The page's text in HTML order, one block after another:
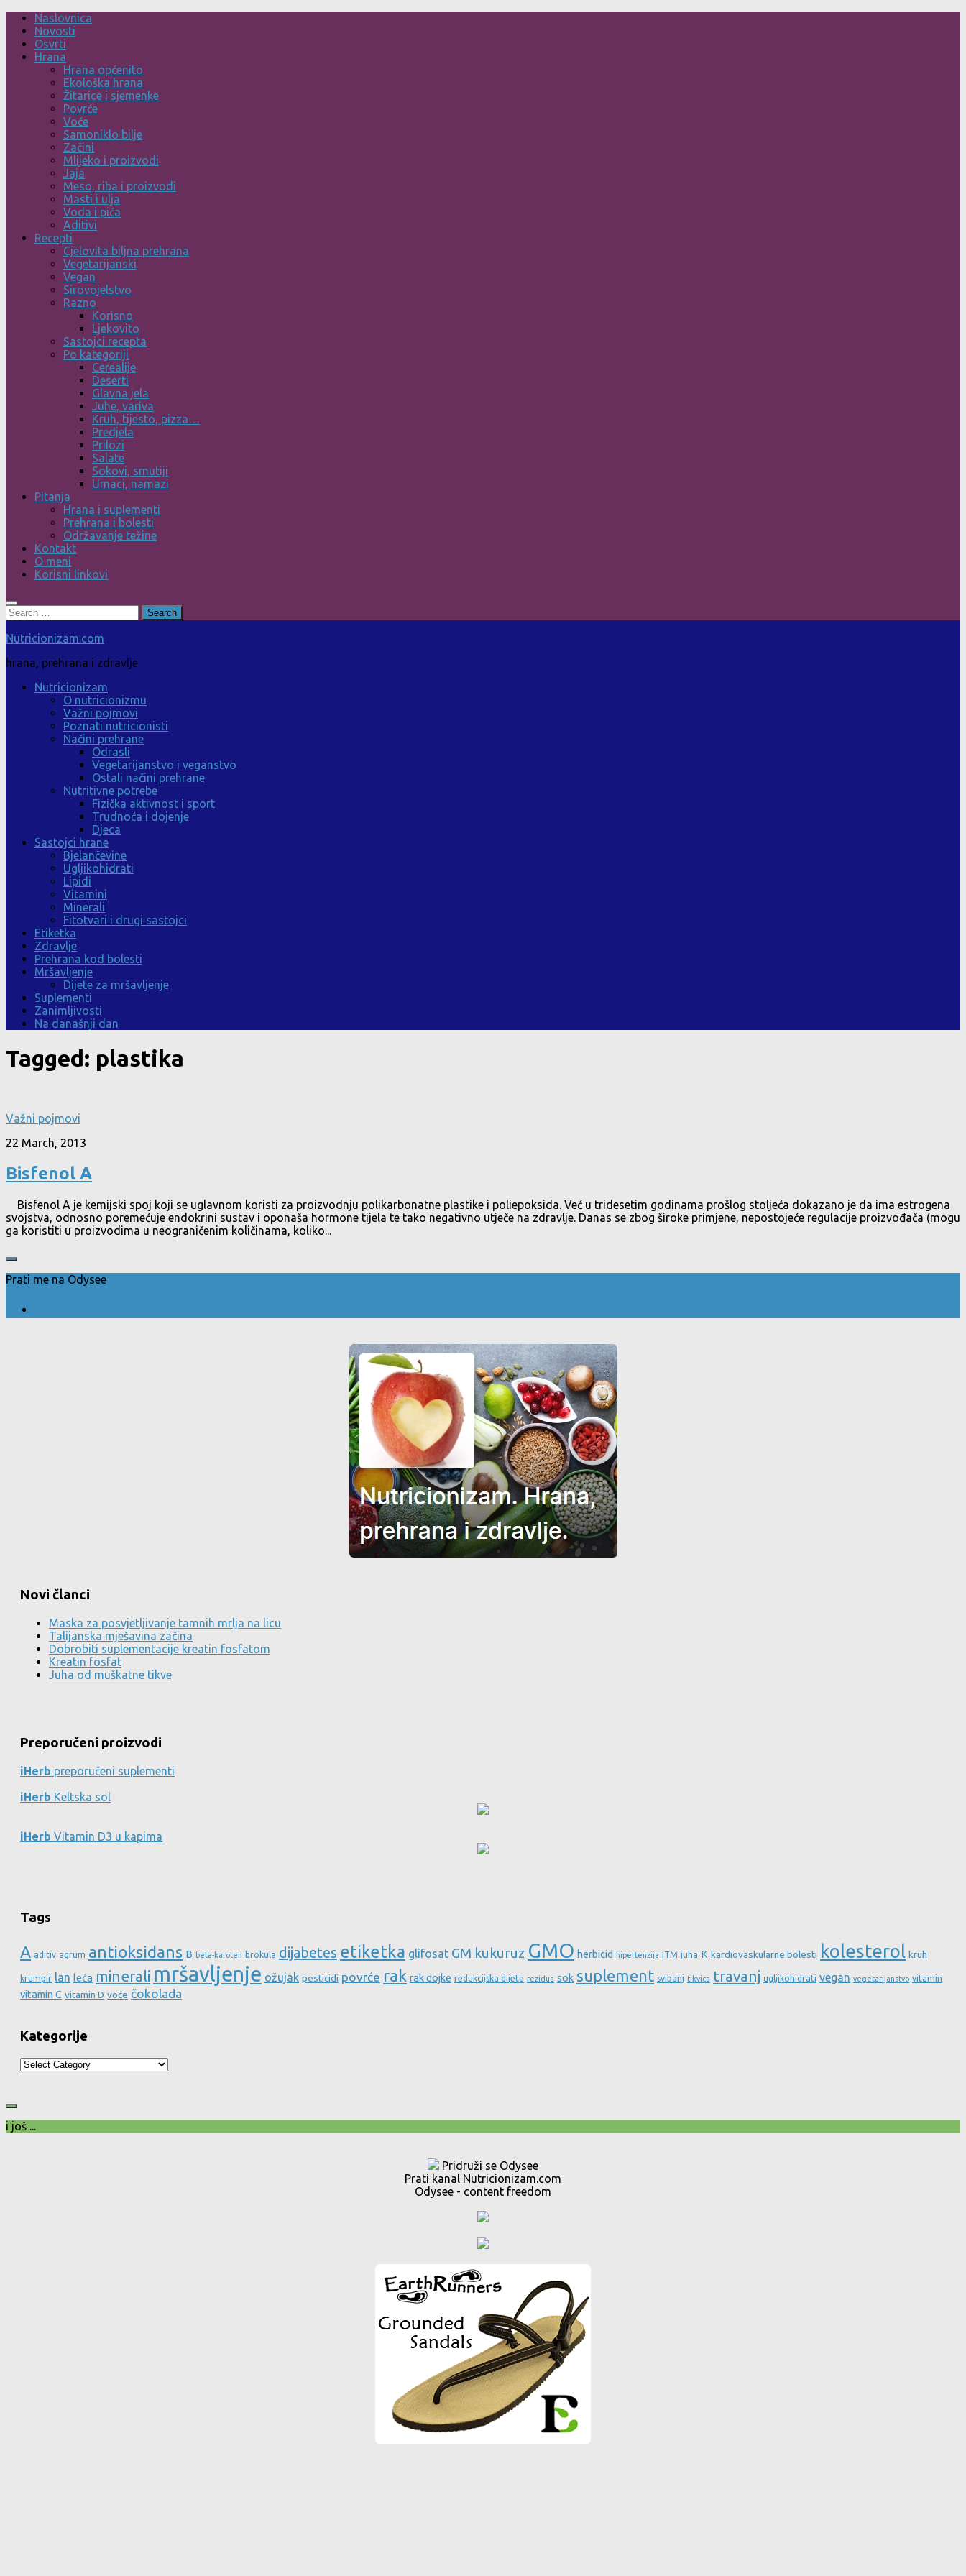
Skip
content
Naslovnica
Novosti
Osvrti
Hrana
Hrana općenito
Ekološka hrana
Žitarice i sjemenke
Povrće
Voće
Samoniklo bilje
Začini
Mlijeko i proizvodi
Jaja
Meso, riba i proizvodi
Masti i ulja
Voda i pića
Aditivi
Recepti
Cjelovita biljna prehrana
Vegetarijanski
Vegan
Sirovojelstvo
Razno
Korisno
Ljekovito
Sastojci recepta
Po kategoriji
Cerealije
Deserti
Glavna jela
Juhe, variva
Kruh, tijesto, pizza…
Predjela
Prilozi
Salate
Sokovi, smutiji
Umaci, namazi
Pitanja
Hrana i suplementi
Prehrana i bolesti
Održavanje težine
Kontakt
O meni
Korisni linkovi
Search
for:
Nutricionizam.com
hrana, prehrana i zdravlje
Nutricionizam
O nutricionizmu
Važni pojmovi
Poznati nutricionisti
Načini prehrane
Odrasli
Vegetarijanstvo i veganstvo
Ostali načini prehrane
Nutritivne potrebe
Fizička aktivnost i sport
Trudnoća i dojenje
Djeca
Sastojci hrane
Bjelančevine
Ugljikohidrati
Lipidi
Vitamini
Minerali
Fitotvari i drugi sastojci
Etiketka
Zdravlje
Prehrana kod bolesti
Mršavljenje
Dijete za mršavljenje
Suplementi
Zanimljivosti
Na današnji dan
Tagged: plastika
Važni pojmovi
22 March, 2013
Bisfenol A
Bisfenol A je kemijski spoj koji se uglavnom koristi za proizvodnju polikarbonatne plastike i poliepoksida. Već u tridesetim godinama prošlog stoljeća dokazano je da ima estrogena
svojstva, odnosno poremećuje endokrini sustav i oponaša hormone tijela te tako negativno utječe na zdravlje. Danas se zbog široke primjene, nepostojeće regulacije proizvođača (mogu
ga koristiti u proizvodima u neograničenim količinama, koliko...
Prati me na Odysee
Novi članci
Maska za posvjetljivanje tamnih mrlja na licu
Talijanska mješavina začina
Dobrobiti suplementacije kreatin fosfatom
Kreatin fosfat
Juha od muškatne tikve
Preporučeni proizvodi
iHerb preporučeni suplementi
iHerb Keltska sol
iHerb Vitamin D3 u kapima
Tags
A aditiv agrum antioksidans B beta-karoten brokula dijabetes etiketka glifosat GM kukuruz GMO herbicid hipertenzija ITM juha K kardiovaskularne bolesti kolesterol kruh
krumpir lan leća minerali mršavljenje ožujak pesticidi povrće rak rak dojke redukcijska dijeta rezidua sok suplement svibanj tikvica travanj ugljikohidrati vegan vegetarijanstvo vitamin
vitamin C vitamin D voće čokolada
Kategorije
Kategorije
i još ...
Pridruži se Odysee
Prati kanal Nutricionizam.com
Odysee - content freedom